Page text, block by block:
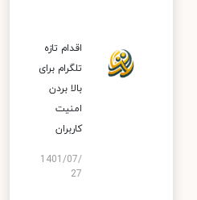
اقدام تازه
تلگرام برای
بالا بردن
امنیت
کاربران
1401/07/
27